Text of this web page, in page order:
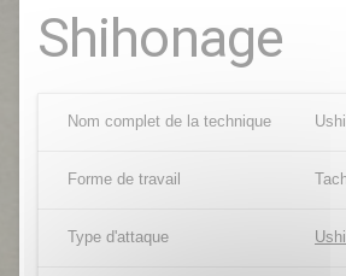
Shihonage
Nom complet de la technique
Forme de travail
Type d'attaque